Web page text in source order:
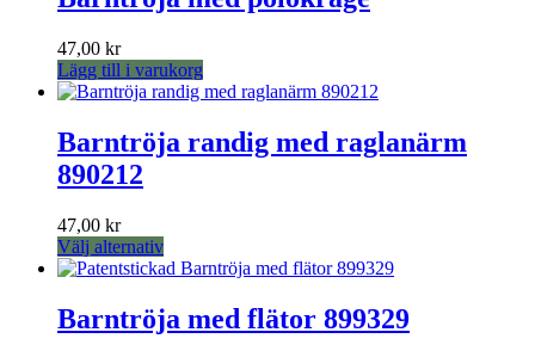
flera
olika
alternativen
väljas
på
47,00 kr
Lägg till i varukorg
Barntröja randig med raglanärm
890212
47,00 kr
Välj alternativDen
här
har
flera
Barntröja med flätor 899329